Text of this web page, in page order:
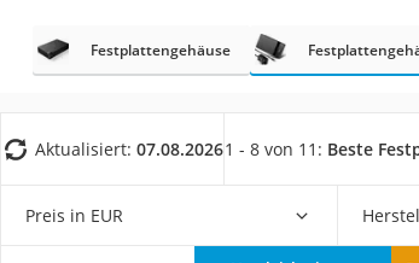
Festplattengehäuse
Aktualisiert: 07.08.20261 - 8 von 11: Beste
Preis in EUR